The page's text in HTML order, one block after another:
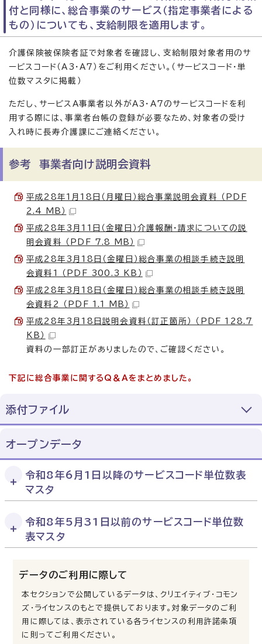
付と同様に、総合事業のサービス（指定事業者による
もの）についても、支給制限を適用します。
介護保険被保険者証で対象者を確認し、支給制限対象者用のサ
ービスコード（A3・A7）をご利用ください。（サービスコード・単
位数マスタに掲載）
ただし、サービスA事業者以外がA3・A7のサービスコードを利
用する際には、事業者台帳の登録が必要なため、対象者の受け
入れ時に長寿介護課にご連絡ください。
参考 事業者向け説明会資料
平成28年1月18日（月曜日）総合事業説明会資料 （PDF
2.4 MB）
平成28年3月11日（金曜日）介護報酬・請求についての説
明会資料 （PDF 7.8 MB）
平成28年3月18日（金曜日）総合事業の相談手続き説明
会資料1 （PDF 300.3 KB）
平成28年3月18日（金曜日）総合事業の相談手続き説明
会資料2 （PDF 1.1 MB）
平成28年3月18日説明会資料（訂正箇所） （PDF 128.7
KB）
資料の一部訂正がありましたので、ご確認ください。
下記に総合事業に関するQ＆Aをまとめました。
添付ファイル
オープンデータ
令和8年6月1日以降のサービスコード単位数表
マスタ
令和8年5月31日以前のサービスコード単位数
表マスタ
データのご利用に際して
本セクションで公開しているデータは、クリエイティブ・コモン
ズ・ライセンスのもとで提供しております。対象データのご利
用に際しては、表示されている各ライセンスの利用許諾条項
に則ってご利用ください。